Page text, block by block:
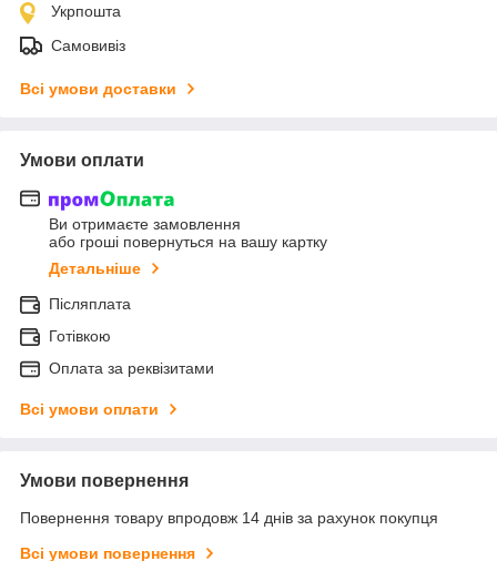
Укрпошта
Самовивіз
Всі умови доставки
Умови оплати
Ви отримаєте замовлення
або гроші повернуться на вашу картку
Детальніше
Післяплата
Готівкою
Оплата за реквізитами
Всі умови оплати
Умови повернення
Повернення товару впродовж 14 днів за рахунок покупця
Всі умови повернення